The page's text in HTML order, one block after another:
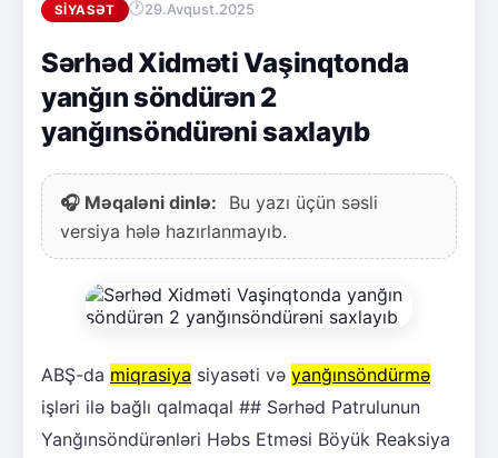
SIYASƏT 29.Avqust.2025
Sərhəd Xidməti Vaşinqtonda
yanğın söndürən 2
yanğınsöndürəni saxlayıb
🎧 Məqaləni dinlə:
Bu yazı üçün səsli
versiya hələ hazırlanmayıb.
ABŞ-da miqrasiya siyasəti və yanğınsöndürmə
işləri ilə bağlı qalmaqal ## Sərhəd Patrulunun
Yanğınsöndürənləri Həbs Etməsi Böyük Reaksiya